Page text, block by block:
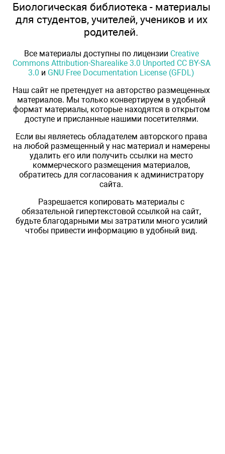
Биологическая библиотека - материалы
для студентов, учителей, учеников и их
родителей.
Все материалы доступны по лицензии Creative
Commons Attribution-Sharealike 3.0 Unported CC BY-SA
3.0 и GNU Free Documentation License (GFDL)
Наш сайт не претендует на авторство размещенных
материалов. Мы только конвертируем в удобный
формат материалы, которые находятся в открытом
доступе и присланные нашими посетителями.
Если вы являетесь обладателем авторского права
на любой размещенный у нас материал и намерены
удалить его или получить ссылки на место
коммерческого размещения материалов,
обратитесь для согласования к администратору
сайта.
Разрешается копировать материалы с
обязательной гипертекстовой ссылкой на сайт,
будьте благодарными мы затратили много усилий
чтобы привести информацию в удобный вид.